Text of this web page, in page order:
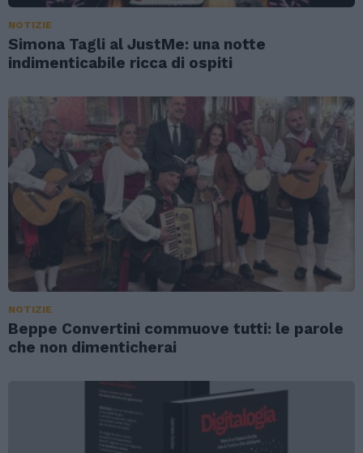
NOTIZIE
Simona Tagli al JustMe: una notte
indimenticabile ricca di ospiti
NOTIZIE
Beppe Convertini commuove tutti: le parole
che non dimenticherai